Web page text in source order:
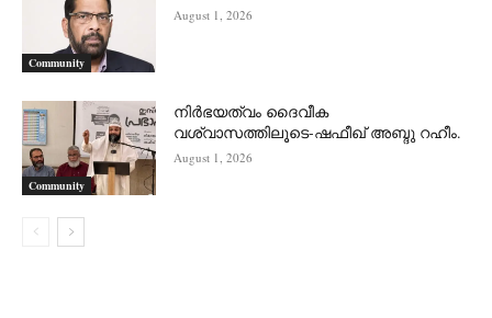
Community
August 1, 2026
Community
നിർഭയത്വം ദൈവീക
വശ്വാസത്തിലൂടെ-ഷഫീഖ് അബ്ദു റഹീം.
August 1, 2026